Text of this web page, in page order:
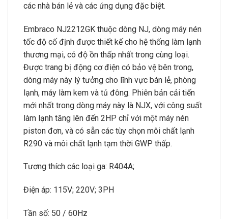
các nhà bán lẻ và các ứng dụng đặc biệt.
Embraco NJ2212GK thuộc dòng NJ, dòng máy nén
tốc độ cố định được thiết kế cho hệ thống làm lạnh
thương mại, có độ ồn thấp nhất trong cùng loại.
Được trang bị động cơ điện có bảo vệ bên trong,
dòng máy này lý tưởng cho lĩnh vực bán lẻ, phòng
lạnh, máy làm kem và tủ đông. Phiên bản cải tiến
mới nhất trong dòng máy này là NJX, với công suất
làm lạnh tăng lên đến 2HP chỉ với một máy nén
piston đơn, và có sẵn các tùy chọn môi chất lạnh
R290 và môi chất lạnh tạm thời GWP thấp.
Tương thích các loại ga: R404A;
Điện áp: 115V; 220V; 3PH
Tần số: 50 / 60Hz